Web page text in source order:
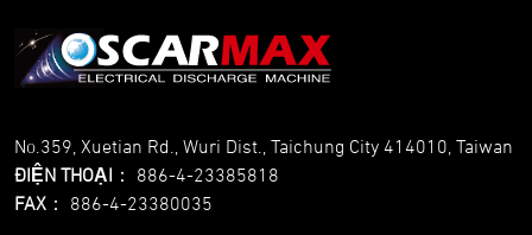
No.359, Xuetian Rd., Wuri Dist., Taichung City 414010, Taiwan
ĐIỆN THOẠI ： 886-4-23385818
FAX ： 886-4-23380035